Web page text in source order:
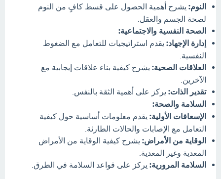
النوم: يشرح أهمية الحصول على قسط كافٍ من النوم
لصحة الجسم والعقل.
الصحة النفسية والاجتماعية:
إدارة الإجهاد: يقدم استراتيجيات للتعامل مع الضغوط
النفسية.
العلاقات الصحية: يشرح كيفية بناء علاقات إيجابية مع
الآخرين.
تقدير الذات: يركز على أهمية الثقة بالنفس.
السلامة والصحة:
الإسعافات الأولية: يقدم معلومات أساسية حول كيفية
التعامل مع الإصابات والحالات الطارئة.
الوقاية من الأمراض: يشرح كيفية الوقاية من الأمراض
المعدية وغير المعدية.
السلامة المرورية: يركز على قواعد السلامة في الطرق.